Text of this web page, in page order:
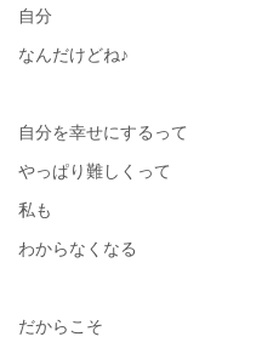
自分
なんだけどね♪
自分を幸せにするって
やっぱり難しくって
私も
わからなくなる
だからこそ